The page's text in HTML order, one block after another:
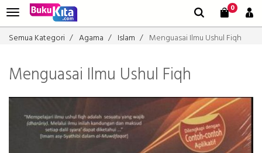
0
Semua Kategori Agama Islam Menguasai Ilmu Ushul Fiqh
Menguasai Ilmu Ushul Fiqh